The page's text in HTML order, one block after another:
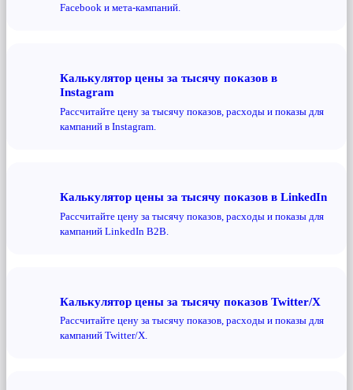
Facebook и мета-кампаний.
Калькулятор цены за тысячу показов в
Instagram
Рассчитайте цену за тысячу показов, расходы и показы для
кампаний в Instagram.
Калькулятор цены за тысячу показов в LinkedIn
Рассчитайте цену за тысячу показов, расходы и показы для
кампаний LinkedIn B2B.
Калькулятор цены за тысячу показов Twitter/X
Рассчитайте цену за тысячу показов, расходы и показы для
кампаний Twitter/X.